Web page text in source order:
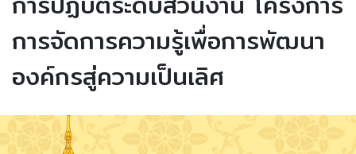
การจัดการความรู้เพื่อการพัฒนา
องค์กรสู่ความเป็นเลิศ